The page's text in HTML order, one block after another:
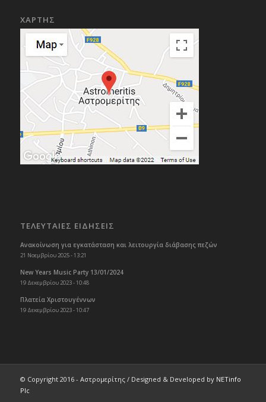
ΧΑΡΤΗΣ
ΤΕΛΕΥΤΑΙΕΣ ΕΙΔΗΣΕΙΣ
Ανακοίνωση για εγκατάσταση και λειτουργία διάβασης πεζών
21 Νοεμβρίου 2025 - 13:21
New Years Music Party 13/01/2024
19 Δεκεμβρίου 2023 - 10:48
Πλατεία Χριστουγέννων
19 Δεκεμβρίου 2023 - 10:47
© Copyright 2016 - Αστρομερίτης / Designed & Developed by NETinfo
Plc